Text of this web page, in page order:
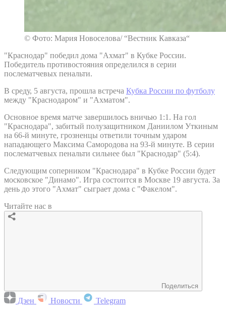
© Фото: Мария Новоселова/ “Вестник Кавказа“
"Краснодар" победил дома "Ахмат" в Кубке России.
Победитель противостояния определился в серии
послематчевых пенальти.
В среду, 5 августа, прошла встреча Кубка России по футболу
между "Краснодаром" и "Ахматом".
Основное время матче завершилось вничью 1:1. На гол
"Краснодара", забитый полузащитником Даниилом Уткиным
на 66-й минуте, грозненцы ответили точным ударом
нападающего Максима Самородова на 93-й минуте. В серии
послематчевых пенальти сильнее был "Краснодар" (5:4).
Следующим соперником "Краснодара" в Кубке России будет
московское "Динамо". Игра состоится в Москве 19 августа. За
день до этого "Ахмат" сыграет дома с "Факелом".
Читайте нас в
Поделиться
Дзен Новости Telegram